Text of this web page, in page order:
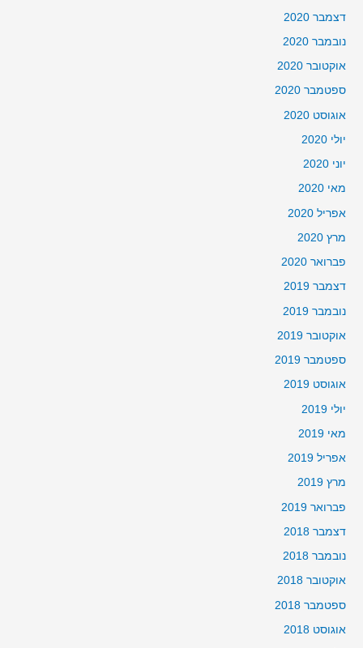
דצמבר 2020
נובמבר 2020
אוקטובר 2020
ספטמבר 2020
אוגוסט 2020
יולי 2020
יוני 2020
מאי 2020
אפריל 2020
מרץ 2020
פברואר 2020
דצמבר 2019
נובמבר 2019
אוקטובר 2019
ספטמבר 2019
אוגוסט 2019
יולי 2019
מאי 2019
אפריל 2019
מרץ 2019
פברואר 2019
דצמבר 2018
נובמבר 2018
אוקטובר 2018
ספטמבר 2018
אוגוסט 2018